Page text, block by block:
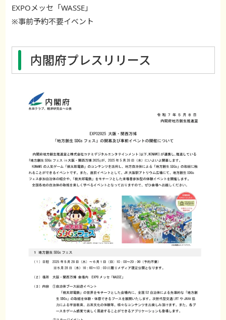
EXPOメッセ「WASSE」
※事前予約不要イベント
内閣府プレスリリース